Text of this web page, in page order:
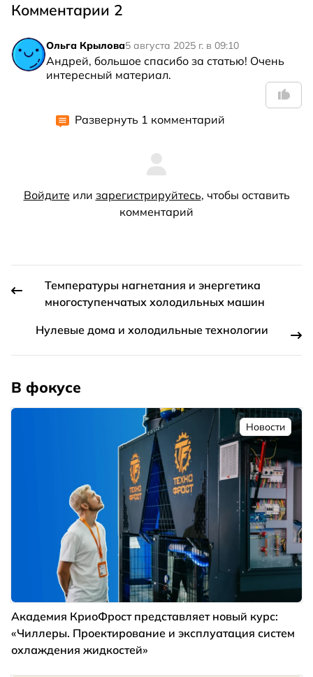
Комментарии 2
Ольга Крылова5 августа 2025 г. в 09:10
Андрей, большое спасибо за статью! Очень
интересный материал.
Развернуть 1 комментарий
Войдите или зарегистрируйтесь, чтобы оставить
комментарий
Температуры нагнетания и энергетика
многоступенчатых холодильных машин
Нулевые дома и холодильные технологии
В фокусе
Новости
Академия КриоФрост представляет новый курс:
«Чиллеры. Проектирование и эксплуатация систем
охлаждения жидкостей»